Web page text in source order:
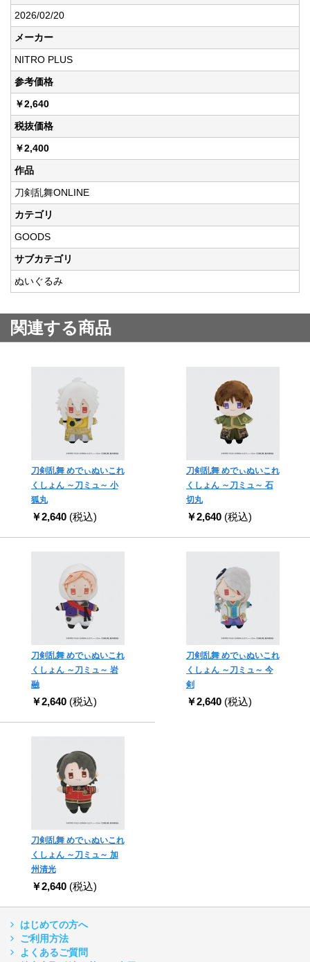
2026/02/20
メーカー
NITRO PLUS
参考価格
￥2,640
税抜価格
￥2,400
作品
刀剣乱舞ONLINE
カテゴリ
GOODS
サブカテゴリ
ぬいぐるみ
関連する商品
刀剣乱舞 めでぃぬいこれ
くしょん ～刀ミュ～ 小
狐丸
￥2,640 (税込)
刀剣乱舞 めでぃぬいこれ
くしょん ～刀ミュ～ 石
切丸
￥2,640 (税込)
刀剣乱舞 めでぃぬいこれ
くしょん ～刀ミュ～ 岩
融
￥2,640 (税込)
刀剣乱舞 めでぃぬいこれ
くしょん ～刀ミュ～ 今
剣
￥2,640 (税込)
刀剣乱舞 めでぃぬいこれ
くしょん ～刀ミュ～ 加
州清光
￥2,640 (税込)
はじめての方へ
ご利用方法
よくあるご質問